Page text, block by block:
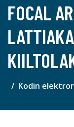
FOCAL
Kodin